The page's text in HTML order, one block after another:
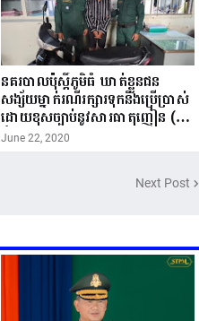
នគរបាលប៉ុស្តិ៍ភូមិធំ ឃាត់ខ្លួនជន
សង្ស័យម្នាក់រណីរក្សារទុកនិងប្រើប្រាស់
ដោយខុសច្បាប់នូវសារធាតុញៀន (ម៉ា
ទឹកកក)
June 22, 2020
Next Post